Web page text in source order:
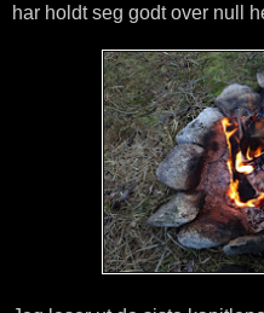
har holdt seg godt over null